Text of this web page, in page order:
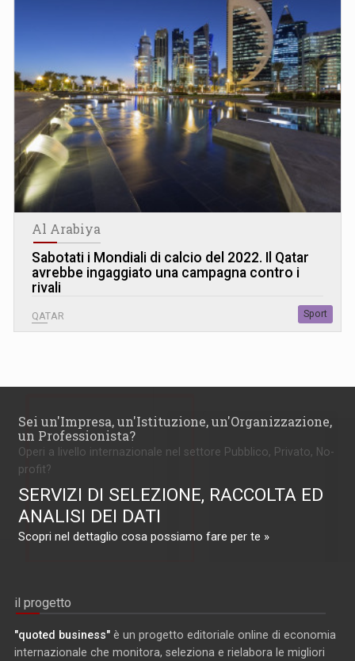
Al Arabiya
Sabotati i Mondiali di calcio del 2022. Il Qatar
avrebbe ingaggiato una campagna contro i
rivali
QATAR Sport
Sei un'Impresa, un'Istituzione, un'Organizzazione,
un Professionista?
Operi a livello internazionale nel settore Pubblico, Privato, No-
profit?
SERVIZI DI SELEZIONE, RACCOLTA ED
ANALISI DEI DATI
Scopri nel dettaglio cosa possiamo fare per te »
il progetto
"quoted business" è un progetto editoriale online di economia
internazionale che monitora, seleziona e rielabora le migliori